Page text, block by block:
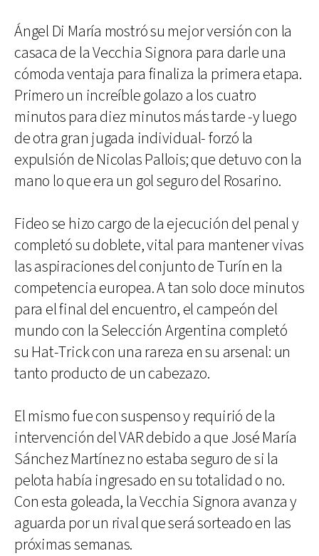
Ángel Di María mostró su mejor versión con la
casaca de la Vecchia Signora para darle una
cómoda ventaja para finaliza la primera etapa.
Primero un increíble golazo a los cuatro
minutos para diez minutos más tarde -y luego
de otra gran jugada individual- forzó la
expulsión de Nicolas Pallois; que detuvo con la
mano lo que era un gol seguro del Rosarino.
Fideo se hizo cargo de la ejecución del penal y
completó su doblete, vital para mantener vivas
las aspiraciones del conjunto de Turín en la
competencia europea. A tan solo doce minutos
para el final del encuentro, el campeón del
mundo con la Selección Argentina completó
su Hat-Trick con una rareza en su arsenal: un
tanto producto de un cabezazo.
El mismo fue con suspenso y requirió de la
intervención del VAR debido a que José María
Sánchez Martínez no estaba seguro de si la
pelota había ingresado en su totalidad o no.
Con esta goleada, la Vecchia Signora avanza y
aguarda por un rival que será sorteado en las
próximas semanas.